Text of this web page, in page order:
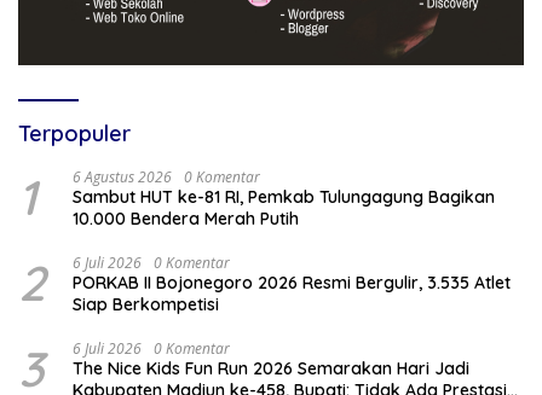
Terpopuler
1 6 Agustus 2026 0 Komentar
Sambut HUT ke-81 RI, Pemkab Tulungagung Bagikan
10.000 Bendera Merah Putih
2 6 Juli 2026 0 Komentar
PORKAB II Bojonegoro 2026 Resmi Bergulir, 3.535 Atlet
Siap Berkompetisi
3 6 Juli 2026 0 Komentar
The Nice Kids Fun Run 2026 Semarakan Hari Jadi
Kabupaten Madiun ke-458, Bupati: Tidak Ada Prestasi